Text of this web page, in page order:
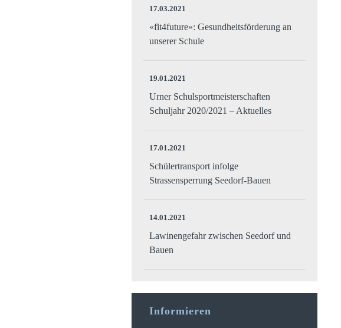
17.03.2021
«fit4future»: Gesundheitsförderung an
unserer Schule
19.01.2021
Urner Schulsportmeisterschaften
Schuljahr 2020/2021 – Aktuelles
17.01.2021
Schülertransport infolge
Strassensperrung Seedorf-Bauen
14.01.2021
Lawinengefahr zwischen Seedorf und
Bauen
Informieren